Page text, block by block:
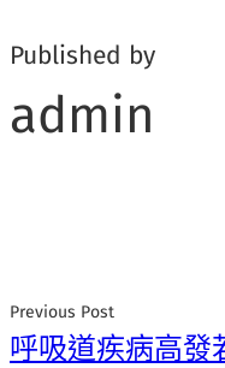
Published by
admin
Previous Post
呼吸道疾病高發